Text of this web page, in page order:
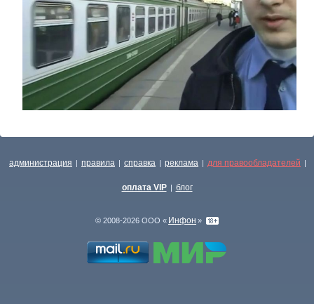
администрация | правила | справка | реклама | для правообладателей |
оплата VIP | блог
© 2008-2026 ООО « Инфон »